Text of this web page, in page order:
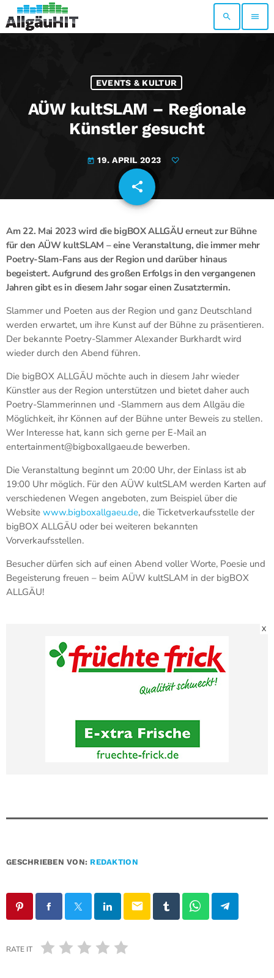
search menu
EVENTS & KULTUR
AÜW kultSLAM – Regionale
Künstler gesucht
today 19. APRIL 2023
share
email
Am 22. Mai 2023 wird die bigBOX ALLGÄU erneut zur Bühne
für den AÜW kultSLAM – eine Veranstaltung, die immer mehr
Poetry-Slam-Fans aus der Region und darüber hinaus
begeistert. Aufgrund des großen Erfolgs in den vergangenen
Jahren gibt es in diesem Jahr sogar einen Zusatztermin.
Slammer und Poeten aus der Region und ganz Deutschland
werden erwartet, um ihre Kunst auf der Bühne zu präsentieren.
Der bekannte Poetry-Slammer Alexander Burkhardt wird
wieder durch den Abend führen.
Die bigBOX ALLGÄU möchte auch in diesem Jahr wieder
Künstler aus der Region unterstützen und bietet daher auch
Poetry-Slammerinnen und -Slammern aus dem Allgäu die
Möglichkeit, ihr Können auf der Bühne unter Beweis zu stellen.
Wer Interesse hat, kann sich gerne per E-Mail an
entertainment@bigboxallgaeu.de bewerben.
Die Veranstaltung beginnt um 20:00 Uhr, der Einlass ist ab
19:00 Uhr möglich. Für den AÜW kultSLAM werden Karten auf
verschiedenen Wegen angeboten, zum Beispiel über die
Website www.bigboxallgaeu.de, die Ticketverkaufsstelle der
bigBOX ALLGÄU oder bei weiteren bekannten
Vorverkaufsstellen.
Besucher dürfen sich auf einen Abend voller Worte, Poesie und
Begeisterung freuen – beim AÜW kultSLAM in der bigBOX
ALLGÄU!
X
GESCHRIEBEN VON: REDAKTION
email
RATE IT